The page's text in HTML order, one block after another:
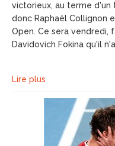
victorieux, au terme d'un
donc Raphaël Collignon
Open. Ce sera vendredi,
Davidovich Fokina qu'il
Lire plus